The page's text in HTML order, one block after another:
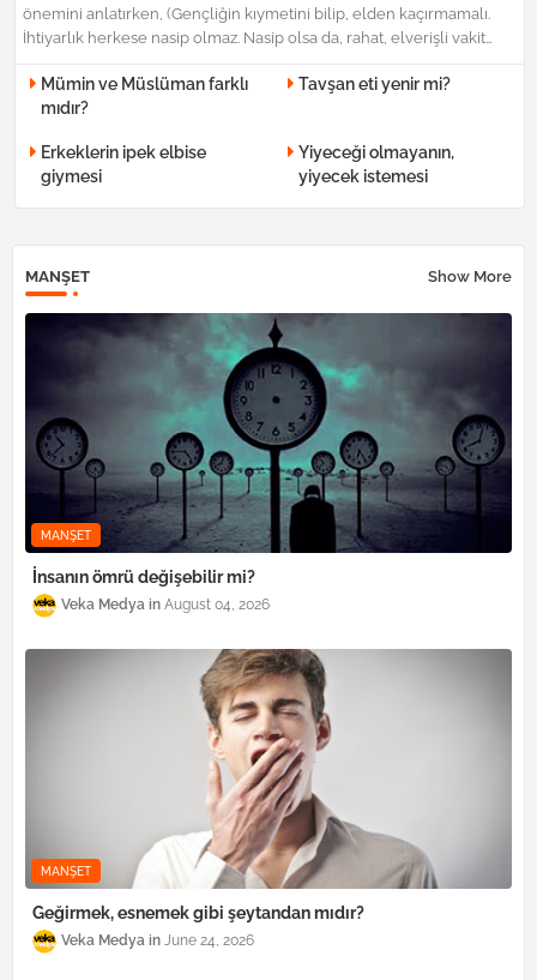
önemini anlatırken, (Gençliğin kıymetini bilip, elden kaçırmamalı.
İhtiyarlık herkese nasip olmaz. Nasip olsa da, rahat, elverişli vakit…
Mümin ve Müslüman farklı
mıdır?
Tavşan eti yenir mi?
Erkeklerin ipek elbise
giymesi
Yiyeceği olmayanın,
yiyecek istemesi
MANŞET Show More
MANŞET
İnsanın ömrü değişebilir mi?
Veka Medya August 04, 2026
MANŞET
Geğirmek, esnemek gibi şeytandan mıdır?
Veka Medya June 24, 2026